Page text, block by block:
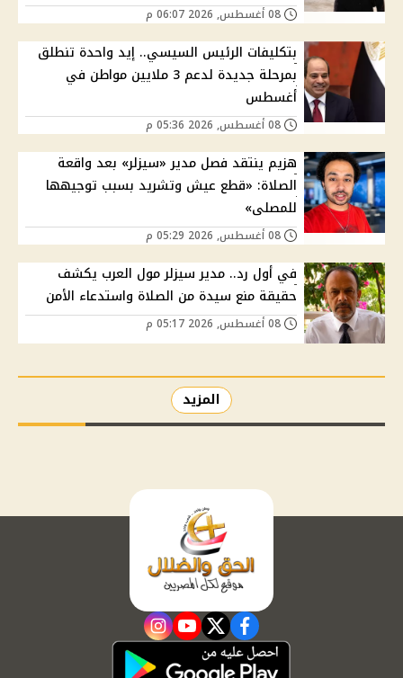
بتكليفات الرئيس السيسي.. إيد واحدة تنطلق
بمرحلة جديدة لدعم 3 ملايين مواطن في
أغسطس
هزيم ينتقد فصل مدير «سيزلر» بعد واقعة
الصلاة: «قطع عيش وتشريد بسبب توجيهها
للمصلى»
في أول رد.. مدير سيزلر مول العرب يكشف
حقيقة منع سيدة من الصلاة واستدعاء الأمن
المزيد
facebook
twitter
youtube
instagram